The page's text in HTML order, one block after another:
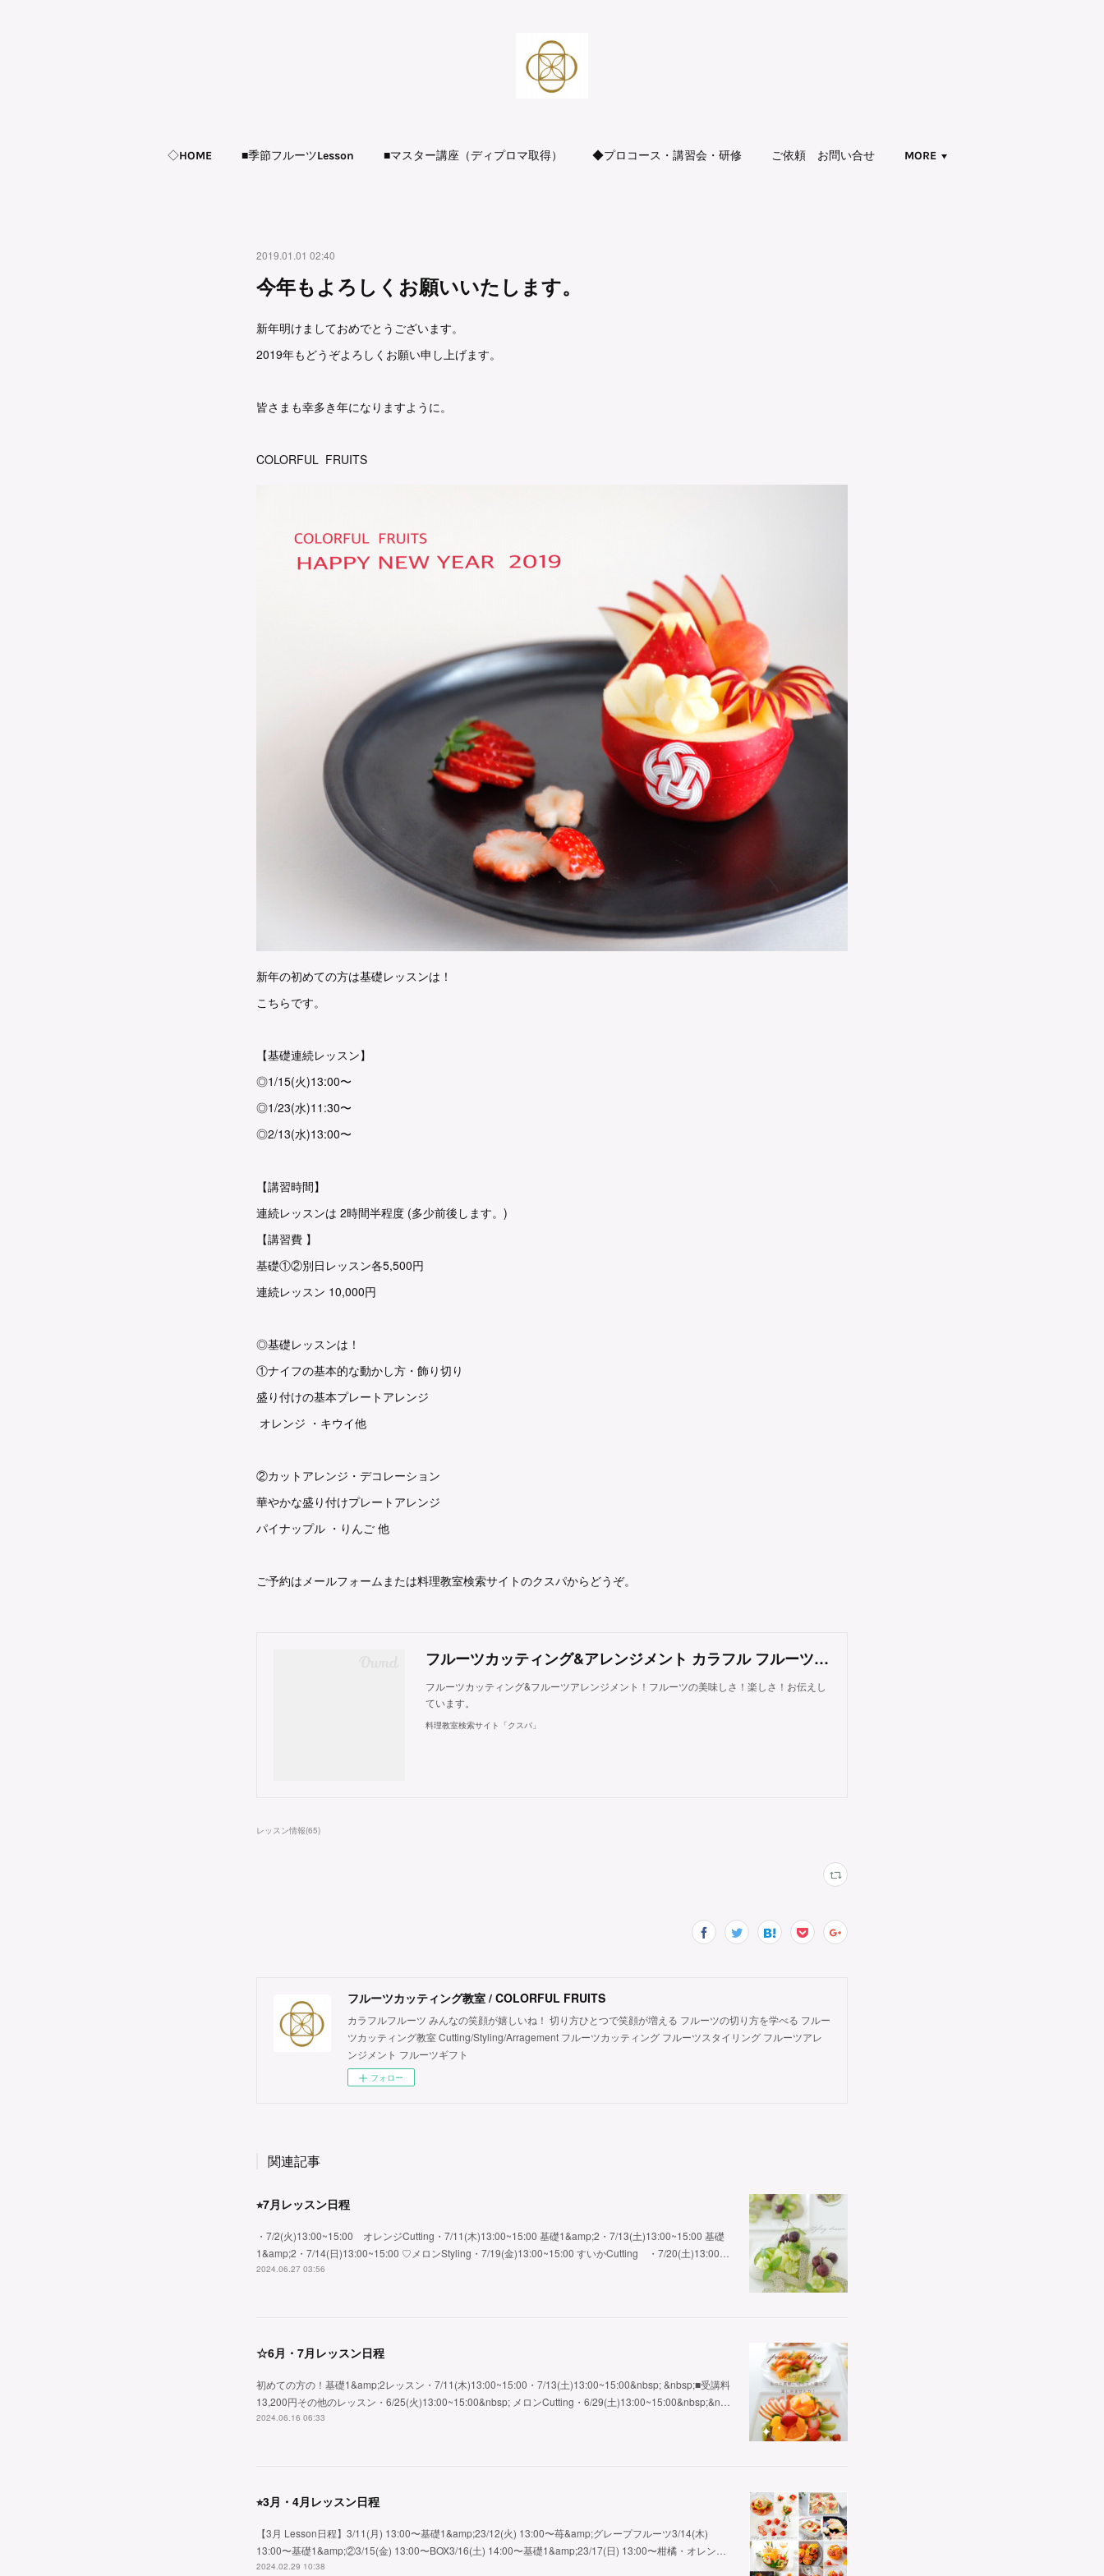
◇HOME ■季節フルーツLesson ■マスター講座（ディプロマ取得） ◆プロコース・講習会・研修 ご依頼 お問い合せ MORE
2019.01.01 02:40
今年もよろしくお願いいたします。
新年明けましておめでとうございます。
2019年もどうぞよろしくお願い申し上げます。
皆さまも幸多き年になりますように。
COLORFUL FRUITS
新年の初めての方は基礎レッスンは！
こちらです。
【基礎連続レッスン】
◎1/15(火)13:00〜
◎1/23(水)11:30〜
◎2/13(水)13:00〜
【講習時間】
連続レッスンは 2時間半程度 (多少前後します。)
【講習費 】
基礎①②別日レッスン各5,500円
連続レッスン 10,000円
◎基礎レッスンは！
①ナイフの基本的な動かし方・飾り切り
盛り付けの基本プレートアレンジ
オレンジ ・キウイ他
②カットアレンジ・デコレーション
華やかな盛り付けプレートアレンジ
パイナップル ・りんご 他
ご予約はメールフォームまたは料理教室検索サイトのクスパからどうぞ。
フルーツカッティング&アレンジメント カラフル フルーツ（東京都大田区）
フルーツカッティング&フルーツアレンジメント！フルーツの美味しさ！楽しさ！お伝えし
ています。
料理教室検索サイト「クスパ」
レッスン情報(65)
フルーツカッティング教室 / COLORFUL FRUITS
カラフルフルーツ みんなの笑顔が嬉しいね！ 切り方ひとつで笑顔が増える フルーツの切り方を学べる フルー
ツカッティング教室 Cutting/Styling/Arragement フルーツカッティング フルーツスタイリング フルーツアレ
ンジメント フルーツギフト
フォロー
関連記事
⭐︎7月レッスン日程
・7/2(火)13:00~15:00 オレンジCutting・7/11(木)13:00~15:00 基礎1&amp;2・7/13(土)13:00~15:00 基礎
1&amp;2・7/14(日)13:00~15:00 ♡メロンStyling・7/19(金)13:00~15:00 すいかCutting ・7/20(土)13:00…
2024.06.27 03:56
☆6月・7月レッスン日程
初めての方の！基礎1&amp;2レッスン・7/11(木)13:00~15:00・7/13(土)13:00~15:00&nbsp; &nbsp;■受講料
13,200円その他のレッスン・6/25(火)13:00~15:00&nbsp; メロンCutting・6/29(土)13:00~15:00&nbsp;&n…
2024.06.16 06:33
⭐︎3月・4月レッスン日程
【3月 Lesson日程】3/11(月) 13:00〜基礎1&amp;23/12(火) 13:00〜苺&amp;グレープフルーツ3/14(木)
13:00〜基礎1&amp;②3/15(金) 13:00〜BOX3/16(土) 14:00〜基礎1&amp;23/17(日) 13:00〜柑橘・オレン…
2024.02.29 10:38